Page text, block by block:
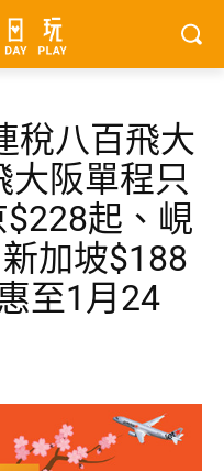
稅八百飛大
大阪單程只
起、峴
加坡$188
至1月24